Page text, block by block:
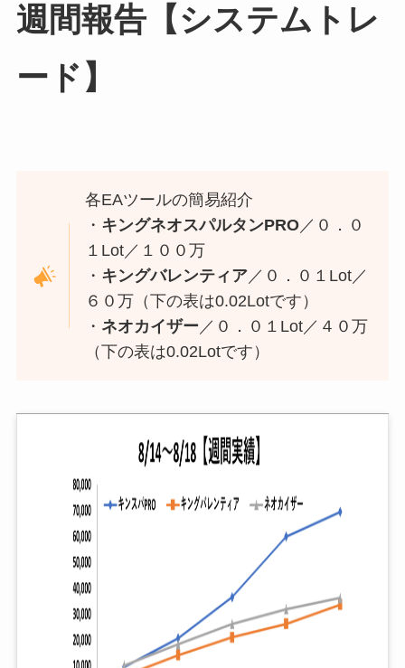
週間報告【システムトレ
ード】
各EAツールの簡易紹介
・ キングネオスパルタンPRO／０．０
１Lot／１００万
・ キングバレンティア／０．０１Lot／
６０万（下の表は0.02Lotです）
・ ネオカイザー ／０．０１Lot／４０万
（下の表は0.02Lotです）